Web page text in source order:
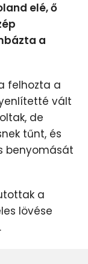
elé, ő
a
felhozta a
vált
de
tűnt, és
benyomását
a
lövése
a